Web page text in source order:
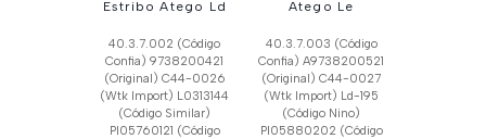
Estribo Atego Ld
40.3.7.002 (Código
Confia) 9738200421
(Original) C44-0026
(Wtk Import) L0313144
(Código Similar)
Pl05760121 (Código
Atego Le
40.3.7.003 (Código
Confia) A9738200521
(Original) C44-0027
(Wtk Import) Ld-195
(Código Nino)
Pl05880202 (Código